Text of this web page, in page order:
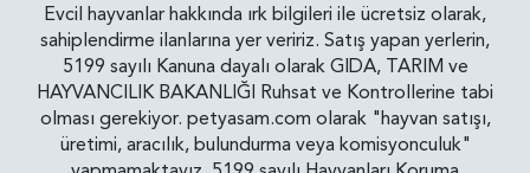
Evcil hayvanlar hakkında ırk bilgileri ile ücretsiz olarak,
sahiplendirme ilanlarına yer veririz. Satış yapan yerlerin,
5199 sayılı Kanuna dayalı olarak GIDA, TARIM ve
HAYVANCILIK BAKANLIĞI Ruhsat ve Kontrollerine tabi
olması gerekiyor. petyasam.com olarak "hayvan satışı,
üretimi, aracılık, bulundurma veya komisyonculuk"